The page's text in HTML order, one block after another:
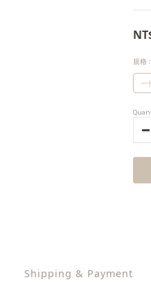
規格
一
Shipping & Payment